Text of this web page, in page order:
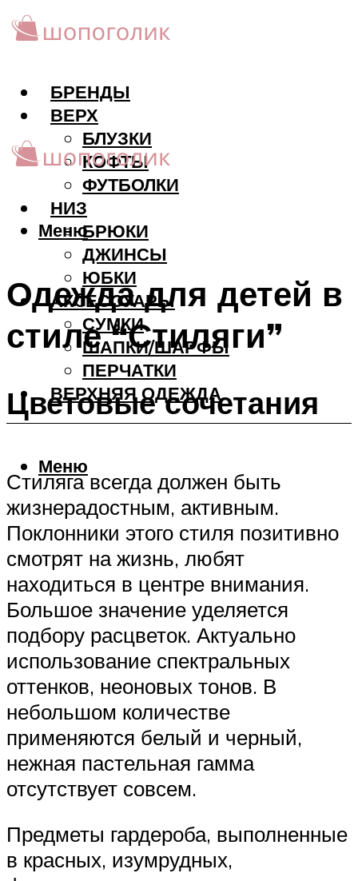
БРЕНДЫ
ВЕРХ
БЛУЗКИ
КОФТЫ
ФУТБОЛКИ
НИЗ
БРЮКИ
ДЖИНСЫ
ЮБКИ
АКCЕССУАРЫ
СУМКИ
ШАПКИ/ШАРФЫ
ПЕРЧАТКИ
ВЕРХНЯЯ ОДЕЖДА
Меню
Меню
Одежда для детей в
стиле “Стиляги”
Цветовые сочетания
Стиляга всегда должен быть
жизнерадостным, активным.
Поклонники этого стиля позитивно
смотрят на жизнь, любят
находиться в центре внимания.
Большое значение уделяется
подбору расцветок. Актуально
использование спектральных
оттенков, неоновых тонов. В
небольшом количестве
применяются белый и черный,
нежная пастельная гамма
отсутствует совсем.
Предметы гардероба, выполненные
в красных, изумрудных,